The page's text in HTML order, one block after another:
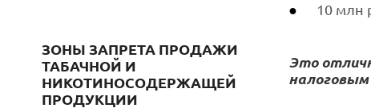
ЗОНЫ ЗАПРЕТА ПРОДАЖИ
ТАБАЧНОЙ И
НИКОТИНОСОДЕРЖАЩЕЙ
ПРОДУКЦИИ
10 млн
Это
налоговым